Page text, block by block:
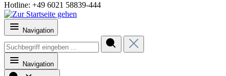
Hotline: +49 6021 58839-444
Navigation
Navigation